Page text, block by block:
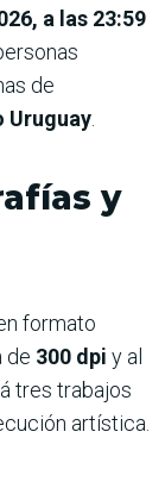
a las 23:59
de
Uruguay.
y
formato
de 300 dpi y al
tres trabajos
artística.